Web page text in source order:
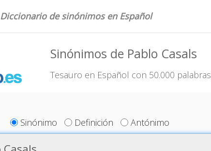
Diccionario de sinónimos en Español
Sinónimos de Pablo Casals
Tesauro en Español con 50.000 palabras
Sinónimo Definición Antónimo